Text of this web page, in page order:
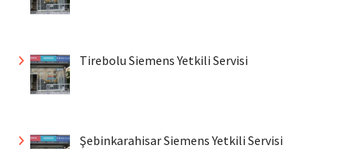
Tirebolu Siemens Yetkili Servisi
Şebinkarahisar Siemens Yetkili Servisi